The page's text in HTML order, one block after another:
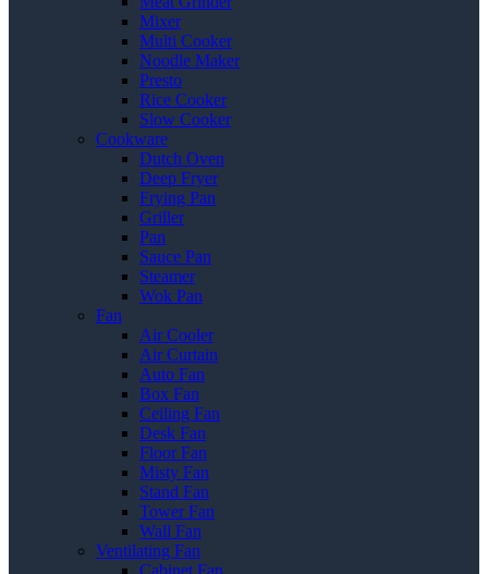
Mixer
Multi Cooker
Noodle Maker
Presto
Rice Cooker
Slow Cooker
Cookware
Dutch Oven
Deep Fryer
Frying Pan
Griller
Pan
Sauce Pan
Steamer
Wok Pan
Fan
Air Cooler
Air Curtain
Auto Fan
Box Fan
Ceiling Fan
Desk Fan
Floor Fan
Misty Fan
Stand Fan
Tower Fan
Wall Fan
Ventilating Fan
Cabinet Fan